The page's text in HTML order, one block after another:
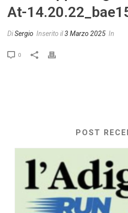
At-
DiSergio Inserito il3 Marzo 2025 In
0
POST